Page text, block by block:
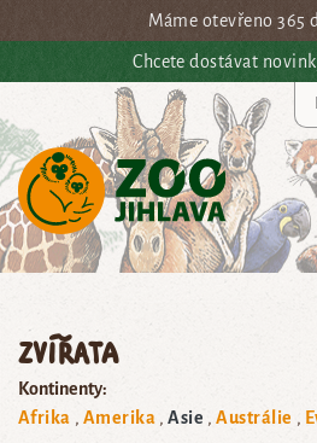
Přejít na hlavní obsahMáme otevřeno 365
Chcete dostávat
Zvířata
Kontinenty:
Afrika
Amerika Asie Austrálie